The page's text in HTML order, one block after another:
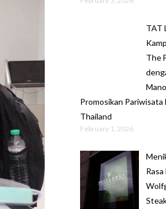
TAT
The
Promosikan Pariwisata
Thailand
February 1, 2026